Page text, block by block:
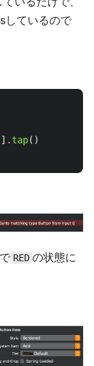
しているので
] . tap()
RED の状態に